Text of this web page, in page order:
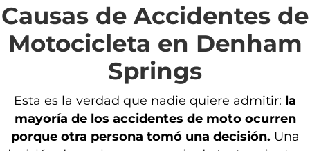
Causas de Accidentes de
Motocicleta en Denham
Springs
Esta es la verdad que nadie quiere admitir: la
mayoría de los accidentes de moto ocurren
porque otra persona tomó una decisión. Una